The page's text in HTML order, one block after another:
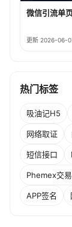
微信引流单
更新 2026-06-
热门标签
吸油记H5
网络取证
短信接口
Phemex交
APP签名